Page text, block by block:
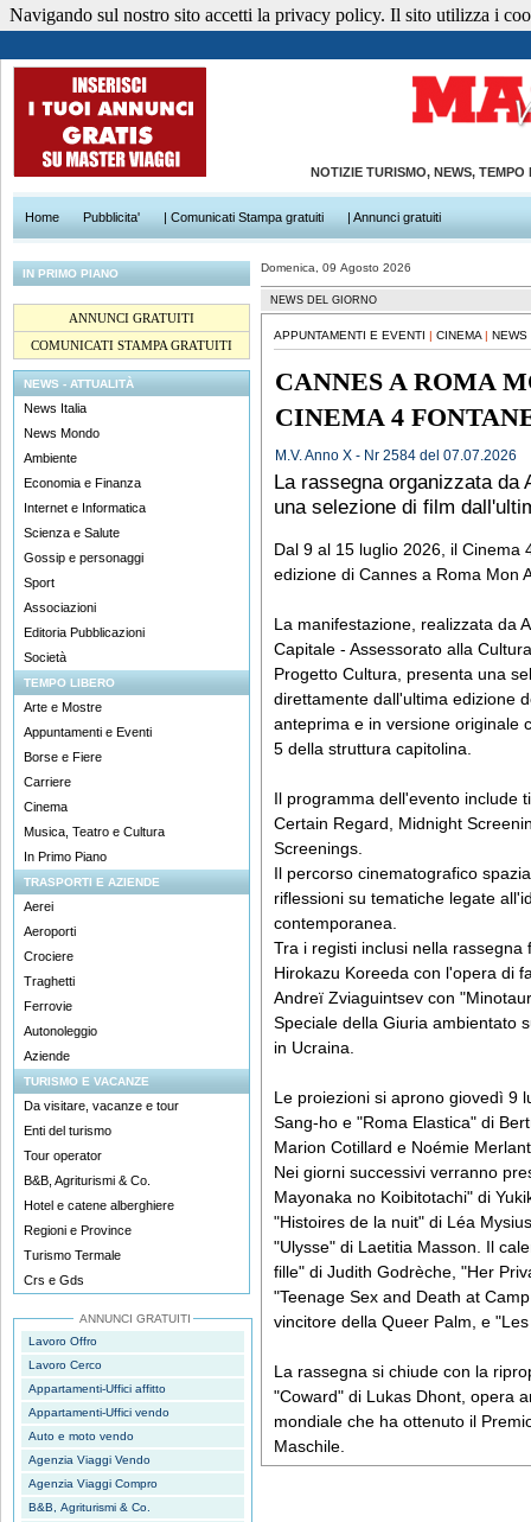
NOTIZIE TURISMO, NEWS,
Home Pubblicita' | Comunicati Stampa gratuiti | Annunci gratuiti
IN PRIMO PIANO
ANNUNCI GRATUITI
COMUNICATI STAMPA GRATUITI
NEWS - ATTUALITÀ
News Italia
News Mondo
Ambiente
Economia e Finanza
Internet e Informatica
Scienza e Salute
Gossip e personaggi
Sport
Associazioni
Editoria Pubblicazioni
Società
TEMPO LIBERO
Arte e Mostre
Appuntamenti e Eventi
Borse e Fiere
Carriere
Cinema
Musica, Teatro e Cultura
In Primo Piano
TRASPORTI E AZIENDE
Aerei
Aeroporti
Crociere
Traghetti
Ferrovie
Autonoleggio
Aziende
TURISMO E VACANZE
Da visitare, vacanze e tour
Enti del turismo
Tour operator
B&B, Agriturismi & Co.
Hotel e catene alberghiere
Regioni e Province
Turismo Termale
Crs e Gds
ANNUNCI GRATUITI
Lavoro Offro
Lavoro Cerco
Appartamenti-Uffici affitto
Appartamenti-Uffici vendo
Auto e moto vendo
Agenzia Viaggi Vendo
Agenzia Viaggi Compro
B&B, Agriturismi & Co.
Domenica, 09 Agosto 2026
NEWS DEL GIORNO
APPUNTAMENTI E EVENTI | CINEMA | NEWS
CANNES A ROMA
CINEMA 4
M.V. Anno X - Nr 2584 del 07.07.2026
La rassegna organizzata da
una selezione di film
Dal 9 al 15 luglio 2026, il Cinema
edizione di Cannes a Roma Mon
La manifestazione, realizzata da
Capitale - Assessorato alla
Progetto Cultura, presenta una
direttamente dall'ultima edizione
anteprima e in versione originale
5 della struttura capitolina.
Il programma dell'evento include
Certain Regard, Midnight
Screenings.
Il percorso cinematografico
riflessioni su tematiche legate
contemporanea.
Tra i registi inclusi nella
Hirokazu Koreeda con l'opera di
Andreï Zviaguintsev con
Speciale della Giuria ambientato
in Ucraina.
Le proiezioni si aprono giovedì 9
Sang-ho e "Roma Elastica" di
Marion Cotillard e Noémie
Nei giorni successivi verranno
Mayonaka no Koibitotachi" di
"Histoires de la nuit" di Léa
"Ulysse" di Laetitia Masson. Il
fille" di Judith Godrèche, "Her
"Teenage Sex and Death at
vincitore della Queer Palm, e
La rassegna si chiude con la
"Coward" di Lukas Dhont, opera
mondiale che ha ottenuto il
Maschile.
Navigando sul nostro sito accetti la privacy policy. Il sito utilizza i